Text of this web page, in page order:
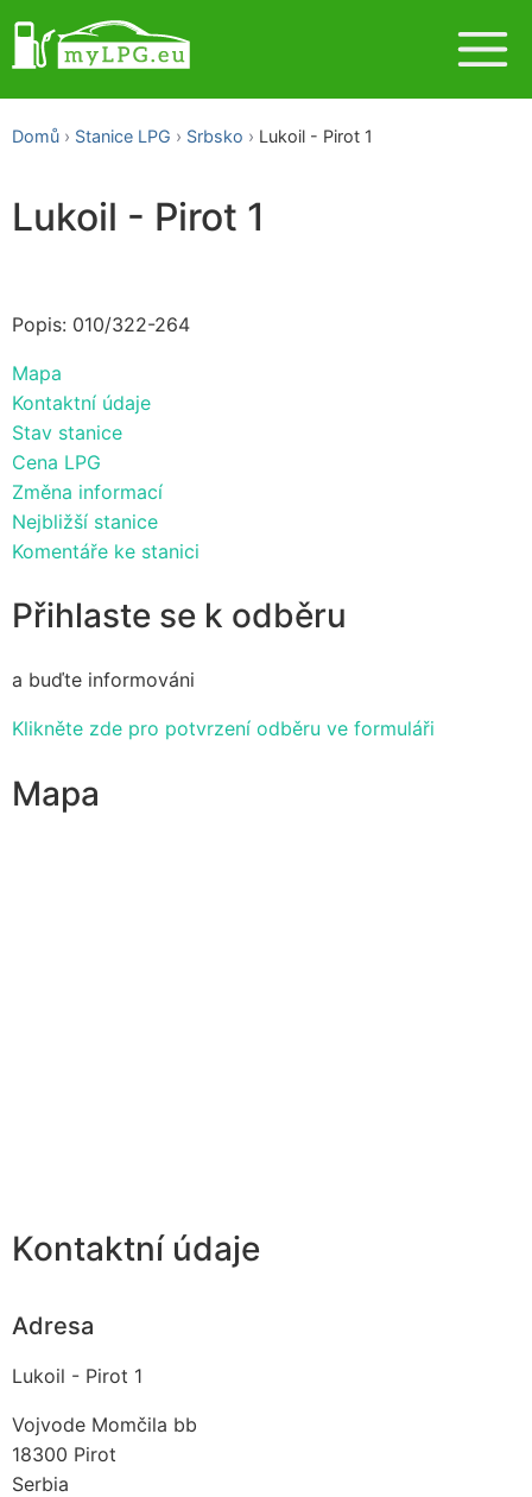
Domů Stanice LPG Srbsko Lukoil - Pirot 1
Lukoil - Pirot 1
Popis: 010/322-264
Mapa
Kontaktní údaje
Stav stanice
Cena LPG
Změna informací
Nejbližší stanice
Komentáře ke stanici
Přihlaste se k odběru
a buďte informováni
Klikněte zde pro potvrzení odběru ve formuláři
Mapa
Kontaktní údaje
Adresa
Lukoil - Pirot 1
Vojvode Momčila bb
18300 Pirot
Serbia